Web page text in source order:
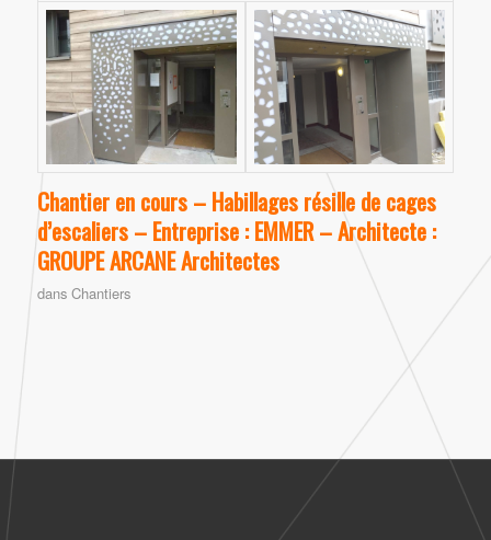
Chantier en cours – Habillages résille de cages
d’escaliers – Entreprise : EMMER – Architecte :
GROUPE ARCANE Architectes
dans Chantiers